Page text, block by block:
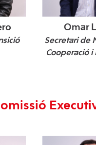
Omar
Secretari de
Cooperació i